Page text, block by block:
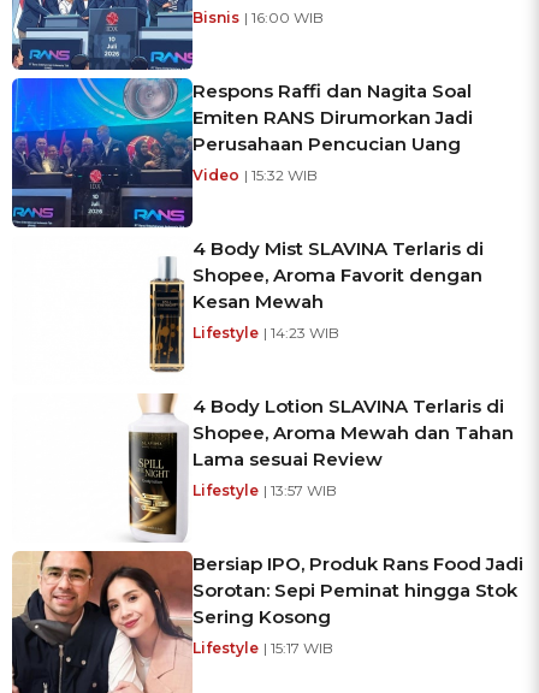
Bisnis | 16:00 WIB
Respons Raffi dan Nagita Soal
Emiten RANS Dirumorkan Jadi
Perusahaan Pencucian Uang
Video | 15:32 WIB
4 Body Mist SLAVINA Terlaris di
Shopee, Aroma Favorit dengan
Kesan Mewah
Lifestyle | 14:23 WIB
4 Body Lotion SLAVINA Terlaris di
Shopee, Aroma Mewah dan Tahan
Lama sesuai Review
Lifestyle | 13:57 WIB
Bersiap IPO, Produk Rans Food Jadi
Sorotan: Sepi Peminat hingga Stok
Sering Kosong
Lifestyle | 15:17 WIB